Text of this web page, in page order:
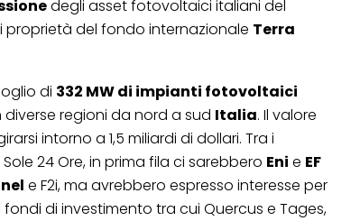
degli asset fotovoltaici italiani del
proprietà del fondo internazionale Terra
di 332 MW di impianti fotovoltaici
diverse regioni da nord a sud Italia. Il valore
intorno a 1,5 miliardi di dollari. Tra i
24 Ore, in prima fila ci sarebbero Eni e EF
e F2i, ma avrebbero espresso interesse per
fondi di investimento tra cui Quercus e Tages,